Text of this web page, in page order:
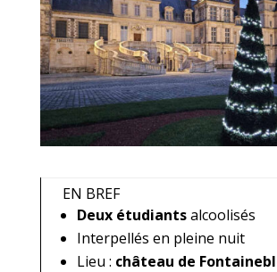
EN BREF
Deux étudiantsalcoolisés
Interpellés en pleine nuit
Lieu : château de